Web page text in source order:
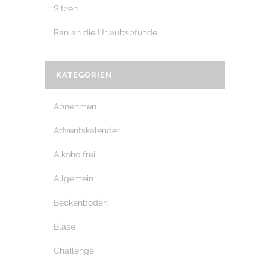
Sitzen
Ran an die Urlaubspfunde
KATEGORIEN
Abnehmen
Adventskalender
Alkoholfrei
Allgemein
Beckenboden
Blase
Challenge